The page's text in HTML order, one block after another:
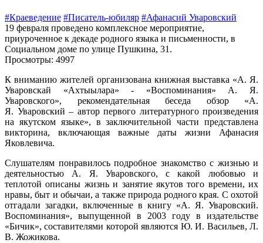
#Краеведение #Писатель-юбиляр #Афанасий Уваровский
19 февраля проведено комплексное мероприятие,
приуроченное к декаде родного языка и письменности, в
Социальном доме по улице Пушкина, 31.
Просмотры: 4997
К вниманию жителей организована книжная выставка «А. Я.
Уваровскай «Ахтыылара» - «Воспоминания» А. Я.
Уваровского», рекомендательная беседа обзор «А.
Я. Уваровский – автор первого литературного произведения
на якутском языке», в заключительной части представлена
викторина, включающая важные даты жизни Афанасия
Яковлевича.
Слушателям понравилось подробное знакомство с жизнью и
деятельностью А. Я. Уваровского, с какой любовью и
теплотой описаны жизнь и занятие якутов того времени, их
нравы, быт и обычаи, а также природа родного края. С охотой
отгадали загадки, включенные в книгу «А. Я. Уваровский.
Воспоминания», выпущенной в 2003 году в издательстве
«Бичик», составителями которой являются Ю. И. Васильев, Л.
В. Жожикова.